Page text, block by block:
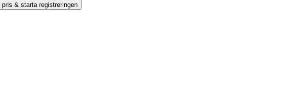
& starta registreringen